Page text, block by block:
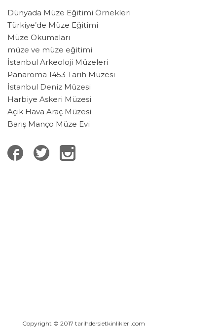
Dünyada Müze Eğitimi Örnekleri
Türkiye’de Müze Eğitimi
Müze Okumaları
müze ve müze eğitimi
İstanbul Arkeoloji Müzeleri
Panaroma 1453 Tarih Müzesi
İstanbul Deniz Müzesi
Harbiye Askeri Müzesi
Açık Hava Araç Müzesi
Barış Manço Müze Evi
Copyright © 2017 tarihdersietkinlikleri.com